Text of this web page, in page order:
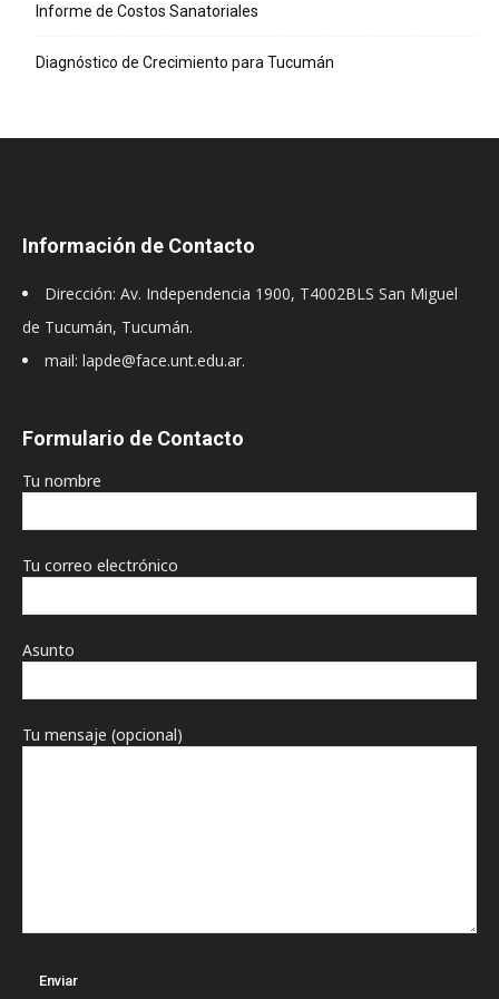
Informe de Costos Sanatoriales
Diagnóstico de Crecimiento para Tucumán
Información de Contacto
Dirección: Av. Independencia 1900, T4002BLS San Miguel
de Tucumán, Tucumán.
mail: lapde@face.unt.edu.ar.
Formulario de Contacto
Tu nombre
Tu correo electrónico
Asunto
Tu mensaje (opcional)